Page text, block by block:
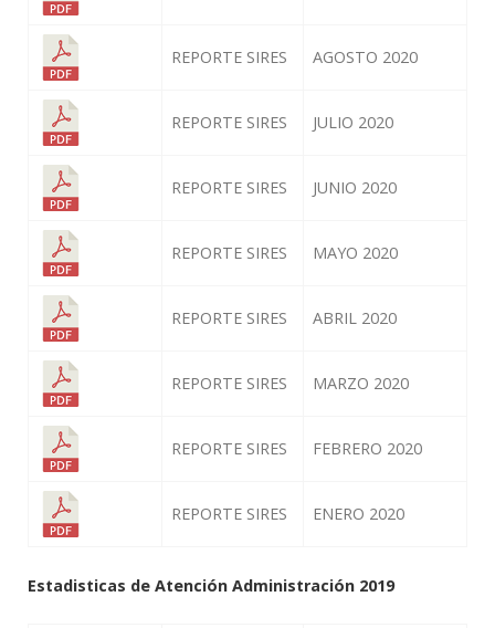
REPORTE SIRES AGOSTO 2020
REPORTE SIRES JULIO 2020
REPORTE SIRES JUNIO 2020
REPORTE SIRES MAYO 2020
REPORTE SIRES ABRIL 2020
REPORTE SIRES MARZO 2020
REPORTE SIRES FEBRERO 2020
REPORTE SIRES ENERO 2020
Estadisticas de Atención Administración 2019